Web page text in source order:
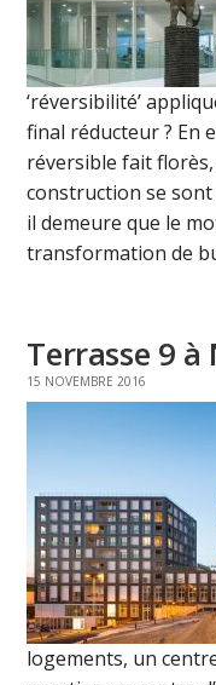
‘réversibilité’
final réducteur ? En
réversible fait
construction se
il demeure que le
transformation de
Terrasse 9
15 NOVEMBRE 2016
logements, un